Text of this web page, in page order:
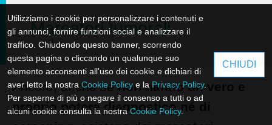
Marcatori tumorali.
Ancora, anche senon hanno un vero e
proprio potere diagnostico né di
Utilizziamo i cookie per personalizzare i contenuti e
gli annunci, fornire funzioni social e analizzare il
traffico. Chiudendo questo banner, scorrendo
questa pagina o cliccando un qualunque suo
elemento acconsenti all'uso dei cookie e dichiari di
aver letto la nostra Cookie Policy e la Privacy Policy.
Per saperne di più o negare il consenso a tutti o ad
alcuni cookie consulta la nostra Cookie Policy.
CHIUDI